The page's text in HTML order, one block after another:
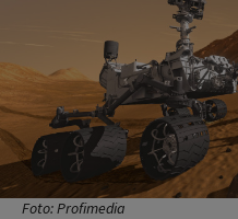
Foto: Profimedia